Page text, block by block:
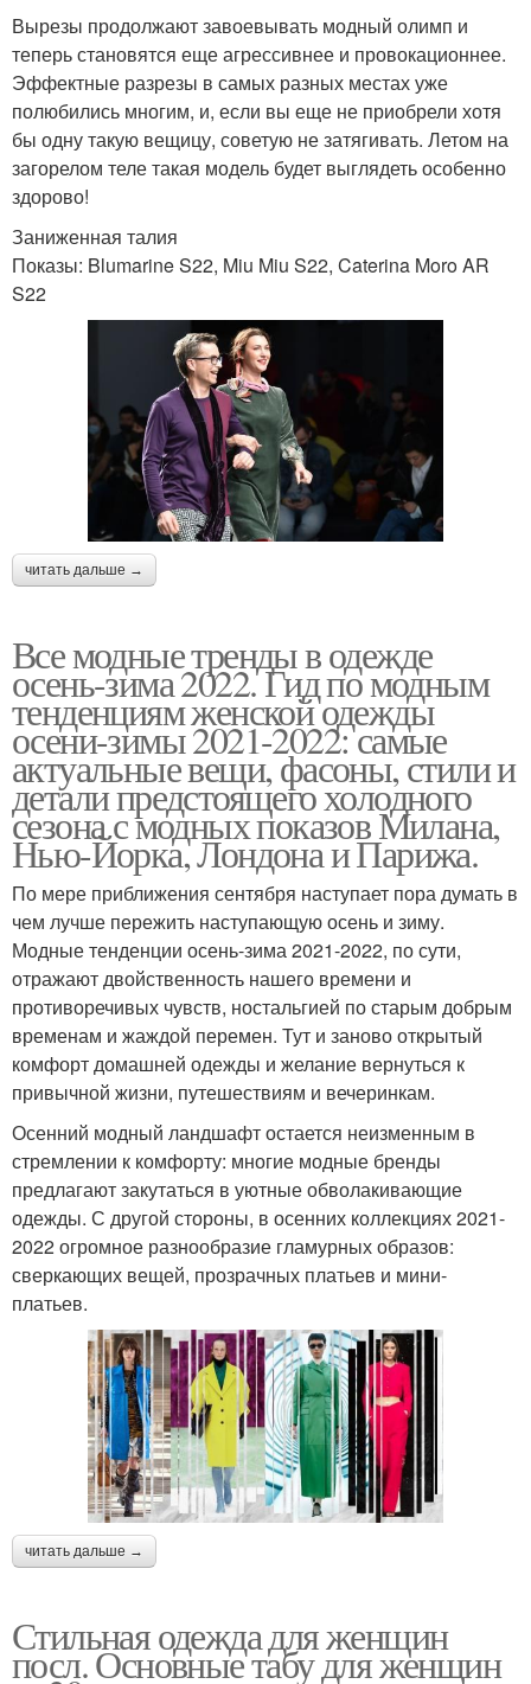
Вырезы продолжают завоевывать модный олимп и
теперь становятся еще агрессивнее и провокационнее.
Эффектные разрезы в самых разных местах уже
полюбились многим, и, если вы еще не приобрели хотя
бы одну такую вещицу, советую не затягивать. Летом на
загорелом теле такая модель будет выглядеть особенно
здорово!
Заниженная талия
Показы: Blumarine S22, Miu Miu S22, Caterina Moro AR
S22
читать дальше →
Все модные тренды в одежде
осень-зима 2022. Гид по модным
тенденциям женской одежды
осени-зимы 2021-2022: самые
актуальные вещи, фасоны, стили и
детали предстоящего холодного
сезона с модных показов Милана,
Нью-Йорка, Лондона и Парижа.
По мере приближения сентября наступает пора думать в
чем лучше пережить наступающую осень и зиму.
Модные тенденции осень-зима 2021-2022, по сути,
отражают двойственность нашего времени и
противоречивых чувств, ностальгией по старым добрым
временам и жаждой перемен. Тут и заново открытый
комфорт домашней одежды и желание вернуться к
привычной жизни, путешествиям и вечеринкам.
Осенний модный ландшафт остается неизменным в
стремлении к комфорту: многие модные бренды
предлагают закутаться в уютные обволакивающие
одежды. С другой стороны, в осенних коллекциях 2021-
2022 огромное разнообразие гламурных образов:
сверкающих вещей, прозрачных платьев и мини-
платьев.
читать дальше →
Стильная одежда для женщин
посл. Основные табу для женщин